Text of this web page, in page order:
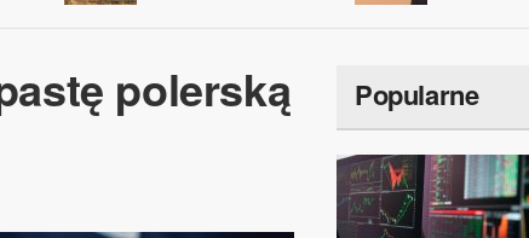
polerską Popularne